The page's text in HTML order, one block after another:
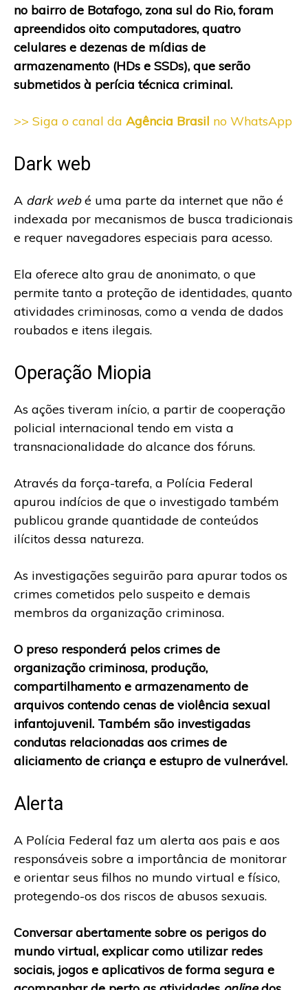
no bairro de Botafogo, zona sul do Rio, foram
apreendidos oito computadores, quatro
celulares e dezenas de mídias de
armazenamento (HDs e SSDs), que serão
submetidos à perícia técnica criminal.
>> Siga o canal da Agência Brasil no WhatsApp
Dark web
A dark webé uma parte da internet que não é
indexada por mecanismos de busca tradicionais
e requer navegadores especiais para acesso.
Ela oferece alto grau de anonimato, o que
permite tanto a proteção de identidades, quanto
atividades criminosas, como a venda de dados
roubados e itens ilegais.
Operação Miopia
As ações tiveram início, a partir de cooperação
policial internacional tendo em vista a
transnacionalidade do alcance dos fóruns.
Através da força-tarefa, a Polícia Federal
apurou indícios de que o investigado também
publicou grande quantidade de conteúdos
ilícitos dessa natureza.
As investigações seguirão para apurar todos os
crimes cometidos pelo suspeito e demais
membros da organização criminosa.
O preso responderá pelos crimes de
organização criminosa, produção,
compartilhamento e armazenamento de
arquivos contendo cenas de violência sexual
infantojuvenil. Também são investigadas
condutas relacionadas aos crimes de
aliciamento de criança e estupro de vulnerável.
Alerta
A Polícia Federal faz um alerta aos pais e aos
responsáveis sobre a importância de monitorar
e orientar seus filhos no mundo virtual e físico,
protegendo-os dos riscos de abusos sexuais.
Conversar abertamente sobre os perigos do
mundo virtual, explicar como utilizar redes
sociais, jogos e aplicativos de forma segura e